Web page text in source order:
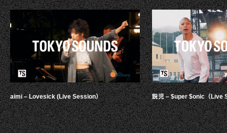
aimi – Lovesick (Live Session） 鋭児 – $uper $onic（Live